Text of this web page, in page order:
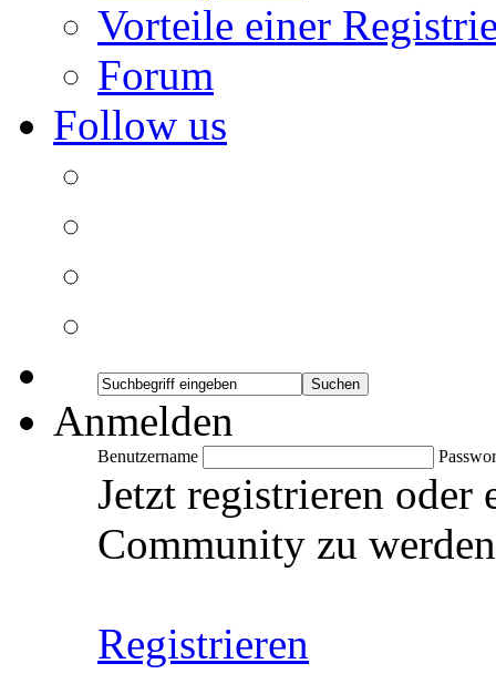
Vorteile einer
Forum
Follow us
Anmelden
Benutzername
Jetzt registrieren
Community zu
Registrieren